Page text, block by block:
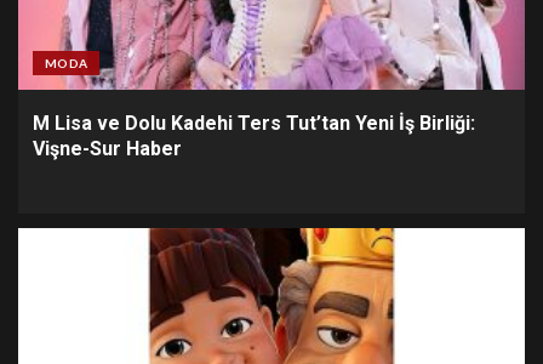
MODA
M Lisa ve Dolu Kadehi Ters Tut’tan Yeni İş Birliği:
Vişne-Sur Haber